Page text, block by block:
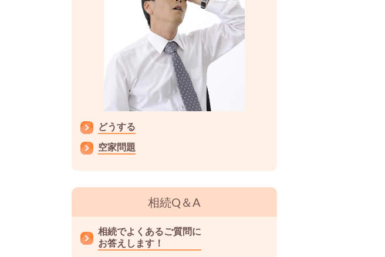
どうする
空家問題
相続Q＆A
相続でよくあるご質問に
お答えします！